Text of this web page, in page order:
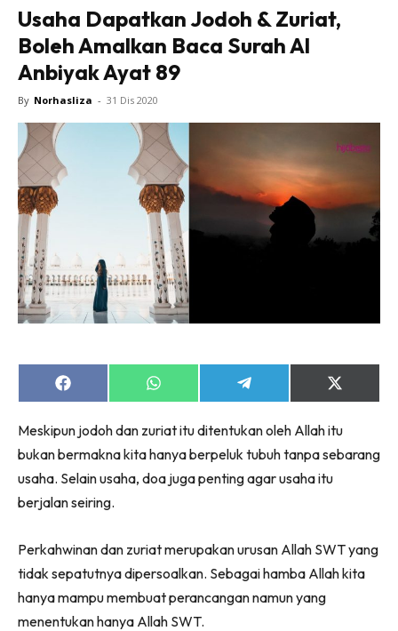
Usaha Dapatkan Jodoh & Zuriat,
Boleh Amalkan Baca Surah Al
Anbiyak Ayat 89
By Norhasliza - 31 Dis 2020
Share
on
Share
on
Share
on
Share
on
(Twitter)
Meskipun jodoh dan zuriat itu ditentukan oleh Allah itu
bukan bermakna kita hanya berpeluk tubuh tanpa sebarang
usaha. Selain usaha, doa juga penting agar usaha itu
berjalan seiring.
Perkahwinan dan zuriat merupakan urusan Allah SWT yang
tidak sepatutnya dipersoalkan. Sebagai hamba Allah kita
hanya mampu membuat perancangan namun yang
menentukan hanya Allah SWT.